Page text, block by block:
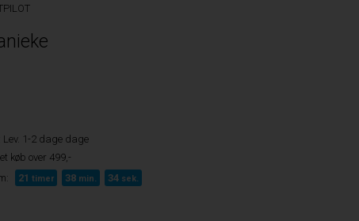
Lev. 1-2 dage dage
køb over 499,-
21 timer 38 min. 33 sek.